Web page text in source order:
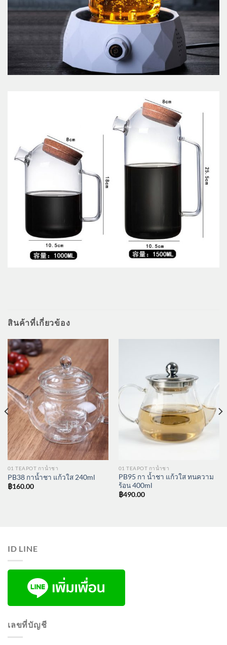
สินค้าที่เกี่ยวข้อง
01 TEAPOT กาน้ำชา
PB38 กาน้ำชา แก้วใส 240ml
฿160.00
01 TEAPOT กาน้ำชา
PB95 กา น้ำชา แก้วใส ทนความ
ร้อน 400ml
฿490.00
ID LINE
เลขที่บัญชี